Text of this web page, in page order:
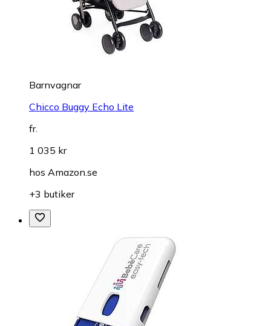
Barnvagnar
Chicco Buggy Echo Lite
fr.
1 035 kr
hos Amazon.se
+3 butiker